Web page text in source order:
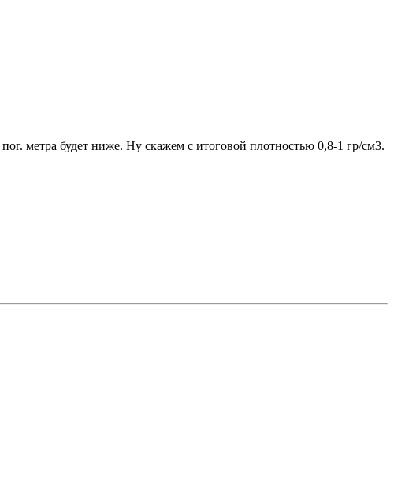
метра будет ниже. Ну скажем с итоговой плотностью 0,8-1 гр/см3.